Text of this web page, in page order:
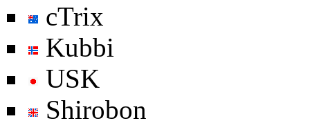
cTrix
Kubbi
USK
Shirobon